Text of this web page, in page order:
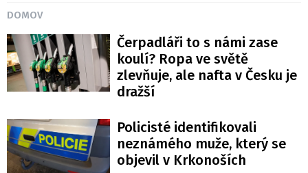
DOMOV
Čerpadláři to s námi zase
koulí? Ropa ve světě
zlevňuje, ale nafta v Česku je
dražší
Policisté identifikovali
neznámého muže, který se
objevil v Krkonoších